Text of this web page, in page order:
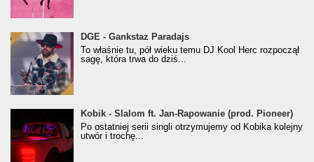
donGURALesko z nagrodą za
Klasyczny/Trueschoolowy Album Roku
(Popkillery 2023)
DGE - Gankstaz Paradajs
To właśnie tu, pół wieku temu DJ Kool Herc rozpoczął
sagę, która trwa do dziś...
Kobik - Slalom ft. Jan-Rapowanie (prod. Pioneer)
[Official Music Visualiser]
Kobik - Slalom ft. Jan-Rapowanie (prod. Pioneer)
Po ostatniej serii singli otrzymujemy od Kobika kolejny
utwór i trochę...